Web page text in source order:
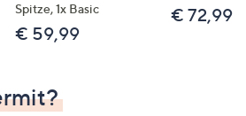
Spitze, 1x Basic
€ 59,99
€ 72,99